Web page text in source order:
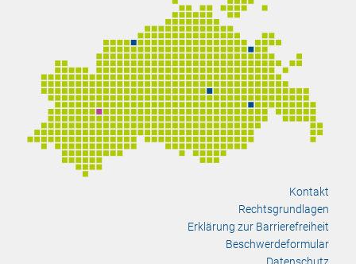
Kontakt
Rechtsgrundlagen
Erklärung zur Barrierefreiheit
Beschwerdeformular
Datenschutz